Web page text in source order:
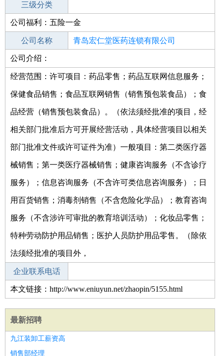
二级分类
三级分类
其他行业
公司福利：五险一金
公司名称 青岛宏仁堂医药连锁有限公司
公司类型
公司介绍：
经营范围：许可项目：药品零售；药品互联网信息服务；
保健食品销售；食品互联网销售（销售预包装食品）；食
品经营（销售预包装食品）。（依法须经批准的项目，经
相关部门批准后方可开展经营活动，具体经营项目以相关
部门批准文件或许可证件为准）一般项目：第二类医疗器
械销售；第一类医疗器械销售；健康咨询服务（不含诊疗
服务）；信息咨询服务（不含许可类信息咨询服务）；日
用百货销售；消毒剂销售（不含危险化学品）；教育咨询
服务（不含涉许可审批的教育培训活动）；化妆品零售；
特种劳动防护用品销售；医护人员防护用品零售。（除依
法须经批准的项目外，
企业联系电话
本文链接：http://www.eniuyun.net/zhaopin/5155.html
最新招聘
九江装卸工薪资高
销售部经理